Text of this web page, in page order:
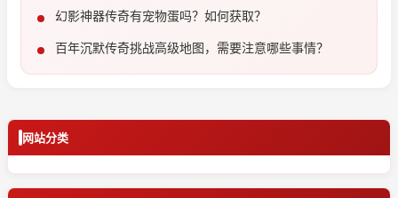
幻影神器传奇有宠物蛋吗？如何获取？
百年沉默传奇挑战高级地图，需要注意哪些事情？
网站分类